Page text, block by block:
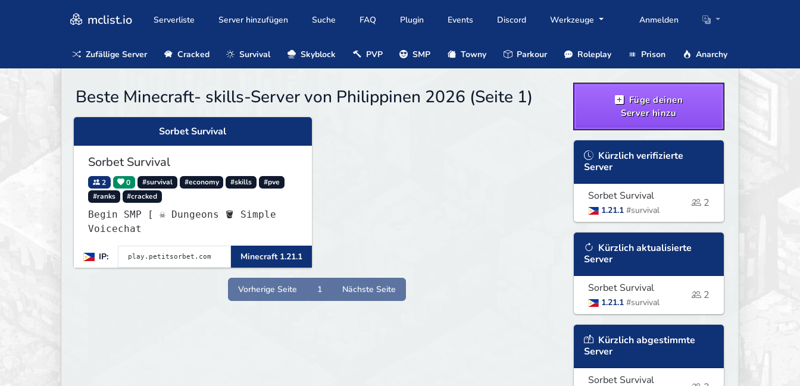
mclist.io Serverliste Server hinzufügen Suche FAQ Plugin Events Discord Werkzeuge Anmelden
Zufällige Server Cracked Survival Skyblock PVP SMP Towny Parkour Roleplay Prison Anarchy
Beste Minecraft- skills-Server von Philippinen 2026 (Seite 1)
Sorbet Survival
Sorbet Survival
2 0 #survival #economy #skills
#pve
#ranks
#cracked
Begin SMP [ ☠ Dungeons 🪣 Simple
Voicechat
IP: Minecraft 1.21.1
Vorherige Seite 1 Nächste Seite
Füge deinen
Server hinzu
Kürzlich verifizierte
Server
Sorbet Survival
1.21.1 #survival
2
Kürzlich aktualisierte
Server
Sorbet Survival
1.21.1 #survival
2
Kürzlich abgestimmte
Server
Sorbet Survival